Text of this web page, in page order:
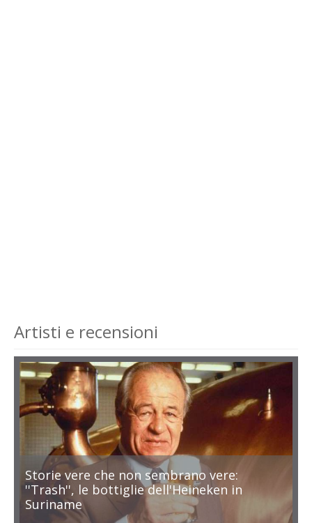
Artisti e recensioni
Storie vere che non sembrano vere:
''Trash'', le bottiglie dell'Heineken in
Suriname